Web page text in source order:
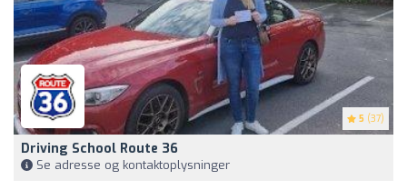
5 (37)
Driving School Route 36
Se adresse og kontaktoplysninger